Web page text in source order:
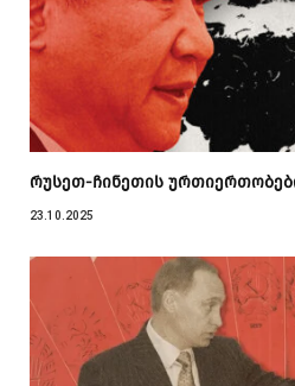
რუსეთ-ჩინეთის
23.10.2025